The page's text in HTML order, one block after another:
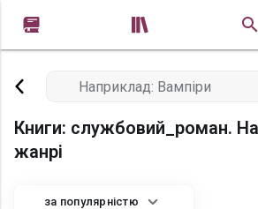

Книги: службовий_роман.
жанрі
за популярністю